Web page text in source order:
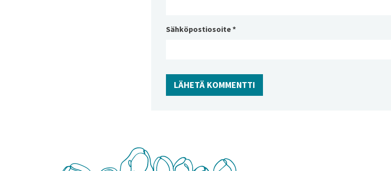
Sähköpostiosoite*